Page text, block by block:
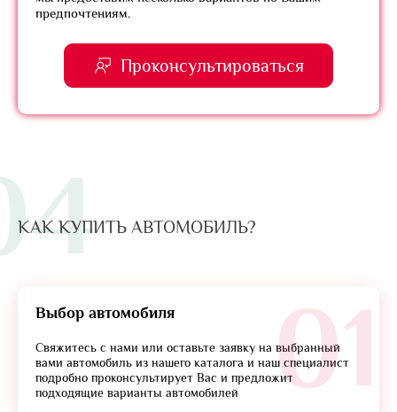
предпочтениям.
Проконсультироваться
КАК КУПИТЬ АВТОМОБИЛЬ?
01
Выбор автомобиля
Свяжитесь с нами или оставьте заявку на выбранный
вами автомобиль из нашего каталога и наш специалист
подробно проконсультирует Вас и предложит
подходящие варианты автомобилей